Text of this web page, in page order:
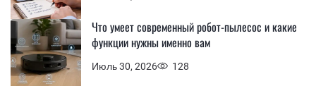
Июль 30, 2026 128
Что умеет современный робот-пылесос и какие
функции нужны именно вам